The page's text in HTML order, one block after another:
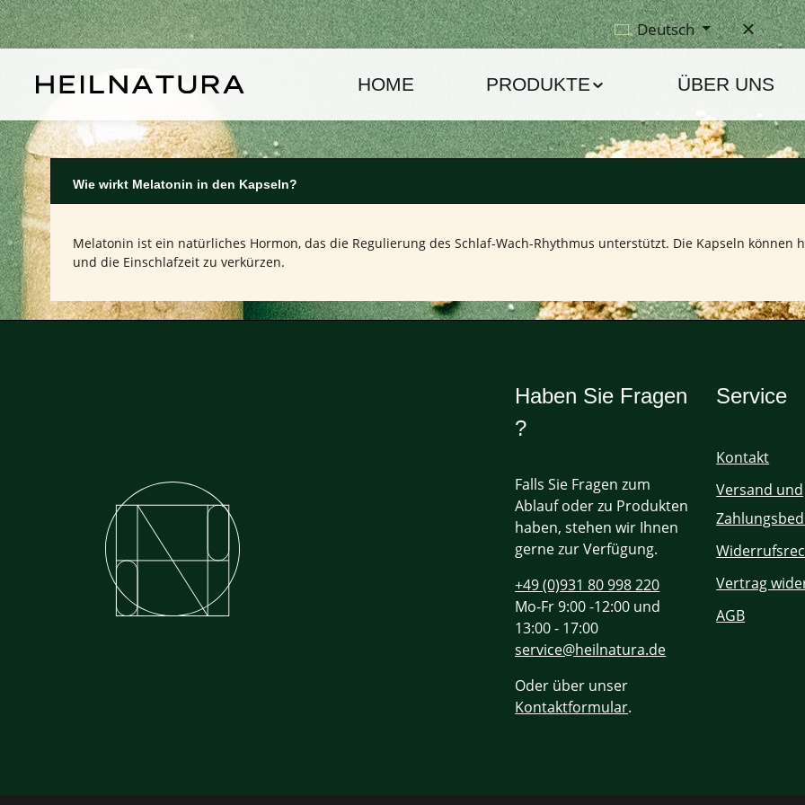
Hauptinhalt springen
Zur Hauptnavigation springen Deutsch
HOME PRODUKTE ÜBER UNS
Wie wirkt Melatonin in den Kapseln?
Melatonin ist ein natürliches Hormon, das die Regulierung des Schlaf-Wach-Rhythmus unterstützt. Die Kapseln
und die Einschlafzeit zu verkürzen.
Haben Sie Fragen
?
Falls Sie Fragen zum
Ablauf oder zu Produkten
haben, stehen wir Ihnen
gerne zur Verfügung.
+49 (0)931 80 998 220
Mo-Fr 9:00 -12:00 und
13:00 - 17:00
service@heilnatura.de
Oder über unser
Kontaktformular.
Service
Kontakt
Versand und
Vertrag
AGB